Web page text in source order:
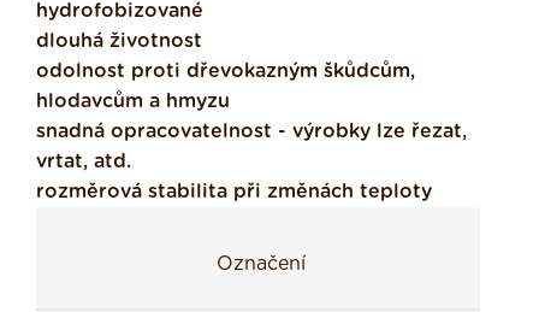
hydrofobizované
dlouhá životnost
odolnost proti dřevokazným škůdcům,
hlodavcům a hmyzu
snadná opracovatelnost - výrobky lze řezat,
vrtat, atd.
rozměrová stabilita při změnách teploty
Označení